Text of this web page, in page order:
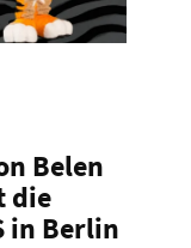
Belen
die
in Berlin